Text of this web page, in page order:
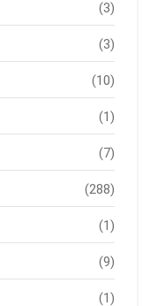
(3)
(3)
(10)
(1)
(7)
(288)
(1)
(9)
(1)